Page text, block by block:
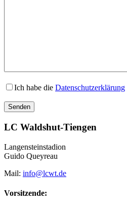
Ich habe die Datenschutzerklärung
LC Waldshut-Tiengen
Langensteinstadion
Guido Queyreau
Mail: info@lcwt.de
Vorsitzende: